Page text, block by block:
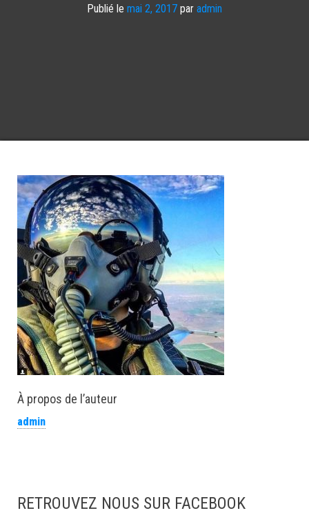
Publié le mai 2, 2017 par admin
À propos de l’auteur
admin
RETROUVEZ NOUS SUR FACEBOOK